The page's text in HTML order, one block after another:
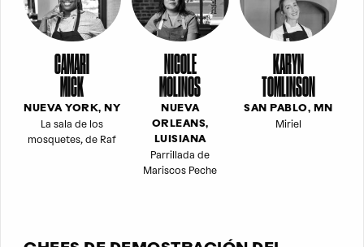
CAMARI
MICK
NUEVA YORK, NY
La sala de los
mosquetes, de Raf
NICOLE
MOLINOS
NUEVA
ORLEANS,
LUISIANA
Parrillada de
Mariscos Peche
KARYN
TOMLINSON
SAN PABLO, MN
Miriel